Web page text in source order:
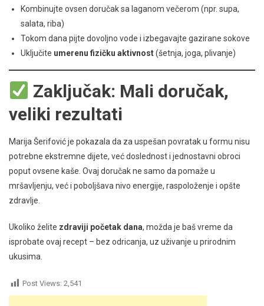
Kombinujte ovsen doručak sa laganom večerom (npr. supa,
salata, riba)
Tokom dana pijte dovoljno vode i izbegavajte gazirane sokove
Uključite umerenu fizičku aktivnost(šetnja, joga, plivanje)
Zaključak: Mali doručak,
veliki rezultati
Marija Šerifović je pokazala da za uspešan povratak u formu nisu
potrebne ekstremne dijete, već doslednost i jednostavni obroci
poput ovsene kaše. Ovaj doručak ne samo da pomaže u
mršavljenju, već i poboljšava nivo energije, raspoloženje i opšte
zdravlje.
Ukoliko želite zdraviji početak dana, možda je baš vreme da
isprobate ovaj recept – bez odricanja, uz uživanje u prirodnim
ukusima.
Post Views: 2,541